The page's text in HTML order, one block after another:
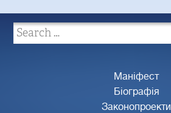
Маніфест
Біографія
Законопроекти